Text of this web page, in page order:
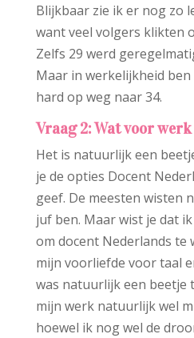
Blijkbaar zie ik er nog zo
want veel volgers klikten
Zelfs 29 werd
Maar in werkelijkheid ben
hard op weg naar 34.
Vraag 2: Wat voor
Het is natuurlijk een
je de opties Docent
geef. De meesten wisten
juf ben. Maar wist je dat
om docent Nederlands te
mijn voorliefde voor taal
was natuurlijk een beetje
mijn werk natuurlijk wel
hoewel ik nog wel de